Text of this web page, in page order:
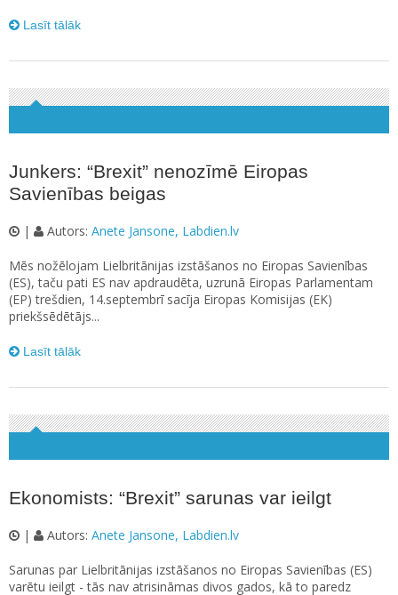
Lasīt tālāk
Junkers: “Brexit” nenozīmē Eiropas
Savienības beigas
| Autors: Anete Jansone, Labdien.lv
Mēs nožēlojam Lielbritānijas izstāšanos no Eiropas Savienības
(ES), taču pati ES nav apdraudēta, uzrunā Eiropas Parlamentam
(EP) trešdien, 14.septembrī sacīja Eiropas Komisijas (EK)
priekšsēdētājs...
Lasīt tālāk
Ekonomists: “Brexit” sarunas var ieilgt
| Autors: Anete Jansone, Labdien.lv
Sarunas par Lielbritānijas izstāšanos no Eiropas Savienības (ES)
varētu ieilgt - tās nav atrisināmas divos gados, kā to paredz